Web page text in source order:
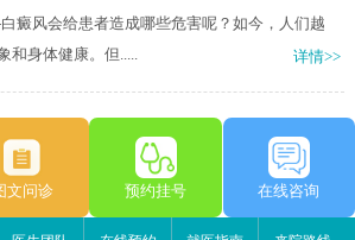
癜风会给患者造成哪些危害呢？如今，人们越
身体健康。但.....
详情>>
文问诊 预约挂号 在线咨询